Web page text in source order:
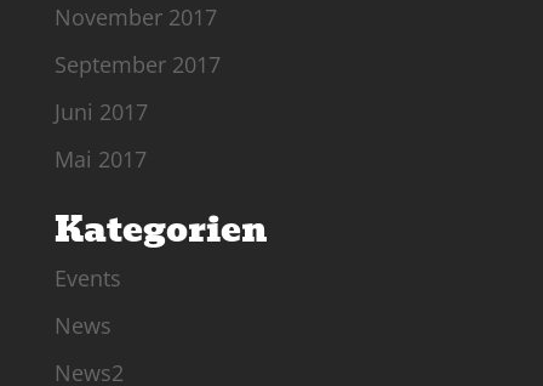
November 2017
September 2017
Juni 2017
Mai 2017
Kategorien
Events
News
News2